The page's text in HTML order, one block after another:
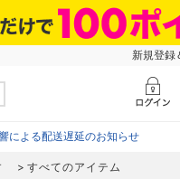
新規登録
による配送遅延のお知らせ
すべてのアイテム